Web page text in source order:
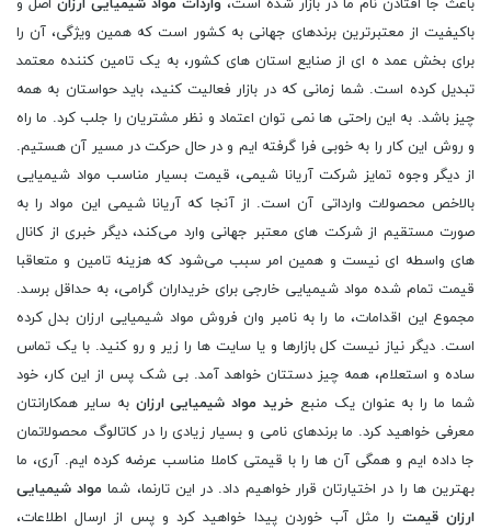
باعث جا افتادن نام ما در بازار شده است، واردات مواد شیمیایی ارزان اصل و
باکیفیت از معتبرترین برندهای جهانی به کشور است که همین ویژگی، آن را
برای بخش عمد ه ‌ای از صنایع استان های کشور، به یک تامین‌ کننده معتمد
تبدیل کرده است. شما زمانی که در بازار فعالیت کنید، باید حواستان به همه
چیز باشد. به این راحتی ها نمی توان اعتماد و نظر مشتریان را جلب کرد. ما راه
و روش این کار را به خوبی فرا گرفته ایم و در حال حرکت در مسیر آن هستیم.
از دیگر وجوه تمایز شرکت آریانا شیمی، قیمت بسیار مناسب مواد شیمیایی
بالاخص محصولات وارداتی آن است. از آنجا که آریانا شیمی این مواد را به‌
صورت مستقیم از شرکت ‌های معتبر جهانی وارد می‌کند، دیگر خبری از کانال
‌های واسطه ‌ای نیست و همین امر سبب می‌شود که هزینه تامین و متعاقبا
قیمت تمام‌ شده مواد شیمیایی خارجی برای خریداران گرامی، به حداقل برسد.
مجموع این اقدامات، ما را به نامبر وان فروش مواد شیمیایی ارزان بدل کرده
است. دیگر نیاز نیست کل بازارها و یا سایت ها را زیر و رو کنید. با یک تماس
ساده و استعلام، همه چیز دستتان خواهد آمد. بی شک پس از این کار، خود
شما ما را به عنوان یک منبع خرید مواد شیمیایی ارزان به سایر همکارانتان
معرفی خواهید کرد. ما برندهای نامی و بسیار زیادی را در کاتالوگ محصولاتمان
جا داده ایم و همگی آن ها را با قیمتی کاملا مناسب عرضه کرده ایم. آری، ما
بهترین ها را در اختیارتان قرار خواهیم داد. در این تارنما، شما مواد شیمیایی
ارزان قیمت را مثل آب خوردن پیدا خواهید کرد و پس از ارسال اطلاعات،